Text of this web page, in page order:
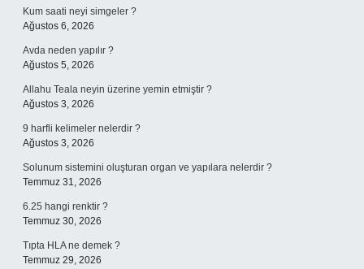
Kum saati neyi simgeler ?
Ağustos 6, 2026
Avda neden yapılır ?
Ağustos 5, 2026
Allahu Teala neyin üzerine yemin etmiştir ?
Ağustos 3, 2026
9 harfli kelimeler nelerdir ?
Ağustos 3, 2026
Solunum sistemini oluşturan organ ve yapılara nelerdir ?
Temmuz 31, 2026
6.25 hangi renktir ?
Temmuz 30, 2026
Tıpta HLA ne demek ?
Temmuz 29, 2026